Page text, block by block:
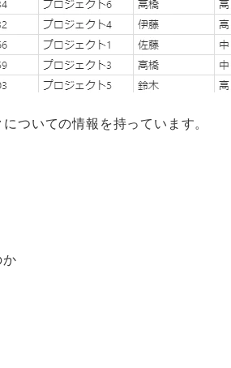
ついての情報を持っています。